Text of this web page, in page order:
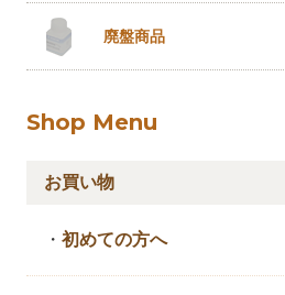
廃盤商品
Shop Menu
お買い物
・初めての方へ